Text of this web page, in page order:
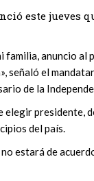
este jueves
familia, anuncio al
señaló el
de la
elegir presidente,
del país.
estará de